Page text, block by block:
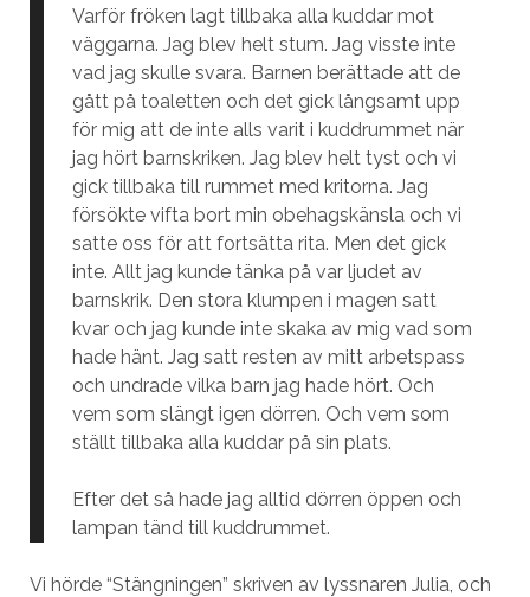
Varför fröken lagt tillbaka alla kuddar mot
väggarna. Jag blev helt stum. Jag visste inte
vad jag skulle svara. Barnen berättade att de
gått på toaletten och det gick långsamt upp
för mig att de inte alls varit i kuddrummet när
jag hört barnskriken. Jag blev helt tyst och vi
gick tillbaka till rummet med kritorna. Jag
försökte vifta bort min obehagskänsla och vi
satte oss för att fortsätta rita. Men det gick
inte. Allt jag kunde tänka på var ljudet av
barnskrik. Den stora klumpen i magen satt
kvar och jag kunde inte skaka av mig vad som
hade hänt. Jag satt resten av mitt arbetspass
och undrade vilka barn jag hade hört. Och
vem som slängt igen dörren. Och vem som
ställt tillbaka alla kuddar på sin plats.
Efter det så hade jag alltid dörren öppen och
lampan tänd till kuddrummet.
Vi hörde “Stängningen” skriven av lyssnaren Julia, och